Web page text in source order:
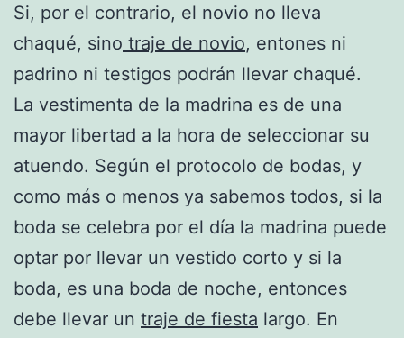
Si, por el contrario, el novio no lleva
chaqué, sino traje de novio, entones ni
padrino ni testigos podrán llevar chaqué.
La vestimenta de la madrina es de una
mayor libertad a la hora de seleccionar su
atuendo. Según el protocolo de bodas, y
como más o menos ya sabemos todos, si la
boda se celebra por el día la madrina puede
optar por llevar un vestido corto y si la
boda, es una boda de noche, entonces
debe llevar un traje de fiesta largo. En